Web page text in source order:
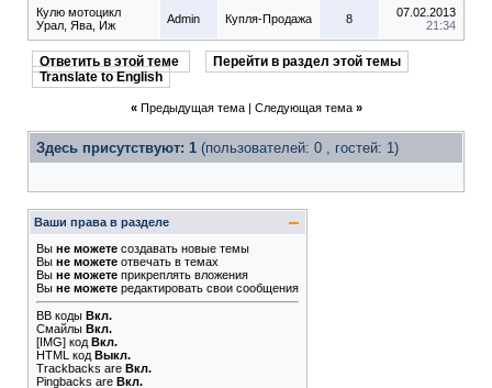
Кулю мотоцикл
Урал, Ява, Иж
Admin Купля-Продажа 8
07.02.2013
21:34
Ответить в этой теме
Перейти в раздел этой темы
Translate to English
« Предыдущая тема| Следующая тема »
Здесь присутствуют: 1 (пользователей: 0 , гостей: 1)
Ваши права в разделе
Вы не можете создавать новые темы
Вы не можете отвечать в темах
Вы не можете прикреплять вложения
Вы не можете редактировать свои сообщения
BB коды Вкл.
Смайлы Вкл.
[IMG] код Вкл.
HTML код Выкл.
Trackbacks are Вкл.
Pingbacks are Вкл.